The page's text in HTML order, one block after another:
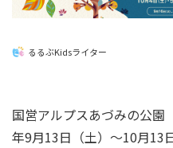
るるぶKidsライター
国営アルプスあづみの公園
年9月13日（土）～10月13